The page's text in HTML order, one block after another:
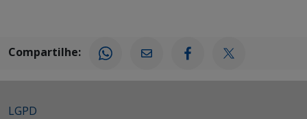
Compartilhe:
LGPD